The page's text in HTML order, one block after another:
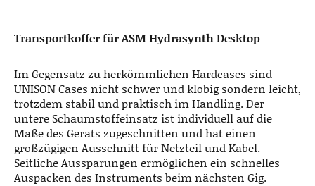
Transportkoffer für ASM Hydrasynth Desktop
Im Gegensatz zu herkömmlichen Hardcases sind
UNISON Cases nicht schwer und klobig sondern leicht,
trotzdem stabil und praktisch im Handling. Der
untere Schaumstoffeinsatz ist individuell auf die
Maße des Geräts zugeschnitten und hat einen
großzügigen Ausschnitt für Netzteil und Kabel.
Seitliche Aussparungen ermöglichen ein schnelles
Auspacken des Instruments beim nächsten Gig.